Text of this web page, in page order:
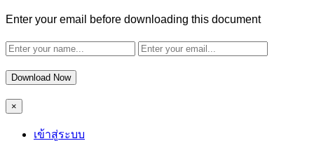
Enter your email before downloading this document
Download Now
×
เข้าสู่ระบบ